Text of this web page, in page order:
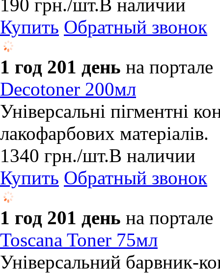
190 грн./шт.В наличии
Купить Обратный звонок
1 год 201 день на портале
Decotoner 200мл
Універсальні пігментні
лакофарбових матеріалів.
1340 грн./шт.В наличии
Купить Обратный звонок
1 год 201 день на портале
Toscana Toner 75мл
Універсальний барвник-